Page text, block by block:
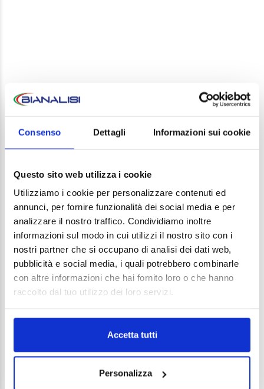
Consenso Dettagli Informazioni sui cookie
Questo sito web utilizza i cookie
Utilizziamo i cookie per personalizzare contenuti ed
annunci, per fornire funzionalità dei social media e per
analizzare il nostro traffico. Condividiamo inoltre
informazioni sul modo in cui utilizzi il nostro sito con i
nostri partner che si occupano di analisi dei dati web,
pubblicità e social media, i quali potrebbero combinarle
con altre informazioni che hai fornito loro o che hanno
raccolto dal tuo utilizzo dei loro servizi.
Accetta tutti
Personalizza
LEAVE A REPLY
Your email address will not be published. Required
Comment
Email *